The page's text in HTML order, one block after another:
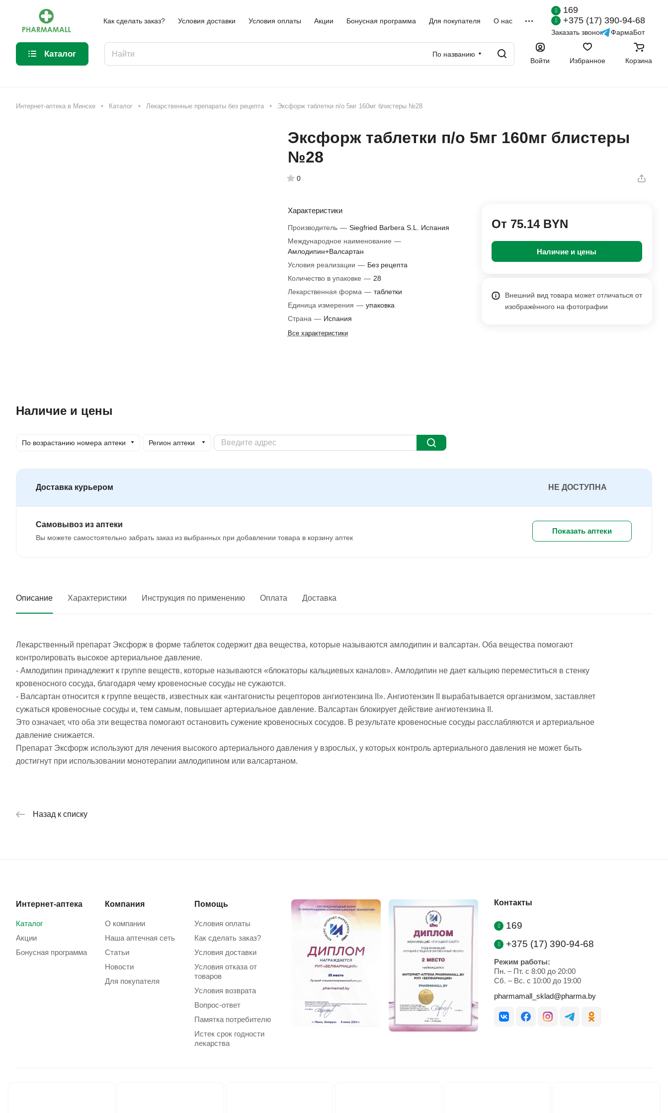
Как сделать заказ? Условия доставки Условия оплаты Акции Бонусная программа Для покупателя О нас
169
+375 (17) 390-94-68
Заказать звонок ФармаБот
Каталог
По названию
Войти
Избранное Корзина
Интернет-аптека в Минске Каталог Лекарственные препараты без рецепта Эксфорж таблетки п/о 5мг 160мг блистеры №28
Эксфорж таблетки п/о 5мг 160мг блистеры
№28
0
Характеристики
Производитель — Siegfried Barbera S.L. Испания
Международное наименование —
Амлодипин+Валсартан
Условия реализации — Без рецепта
Количество в упаковке — 28
Лекарственная форма — таблетки
Единица измерения — упаковка
Страна — Испания
Все характеристики
От 75.14 BYN
Наличие и цены
Внешний вид товара может отличаться от
изображённого на фотографии
Наличие и цены
По возрастанию номера аптеки Регион аптеки
Доставка курьером НЕ ДОСТУПНА
Самовывоз из аптеки
Вы можете самостоятельно забрать заказ из выбранных при добавлении товара в корзину аптек
Показать аптеки
Описание Характеристики Инструкция по применению Оплата Доставка
Лекарственный препарат Эксфорж в форме таблеток содержит два вещества, которые называются амлодипин и валсартан. Оба вещества помогают
контролировать высокое артериальное давление.
- Амлодипин принадлежит к группе веществ, которые называются «блокаторы кальциевых каналов». Амлодипин не дает кальцию переместиться в стенку
кровеносного сосуда, благодаря чему кровеносные сосуды не сужаются.
- Валсартан относится к группе веществ, известных как «антагонисты рецепторов ангиотензина II». Ангиотензин II вырабатывается организмом, заставляет
сужаться кровеносные сосуды и, тем самым, повышает артериальное давление. Валсартан блокирует действие ангиотензина II.
Это означает, что оба эти вещества помогают остановить сужение кровеносных сосудов. В результате кровеносные сосуды расслабляются и артериальное
давление снижается.
Препарат Эксфорж используют для лечения высокого артериального давления у взрослых, у которых контроль артериального давления не может быть
достигнут при использовании монотерапии амлодипином или валсартаном.
Назад к списку
Интернет-аптека
Каталог
Акции
Бонусная программа
Компания
О компании
Наша аптечная сеть
Статьи
Новости
Для покупателя
Помощь
Условия оплаты
Как сделать заказ?
Условия доставки
Условия отказа от
товаров
Условия возврата
Вопрос-ответ
Памятка потребителю
Истек срок годности
лекарства
Контакты
169
+375 (17) 390-94-68
Режим работы:
Пн. – Пт. с 8:00 до 20:00
Cб. – Вс. с 10:00 до 19:00
pharmamall_sklad@pharma.by